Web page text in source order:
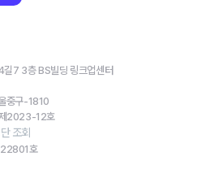
길7 3층 BS빌딩 링크업센터
중구-1810
2023-12호
조회
호